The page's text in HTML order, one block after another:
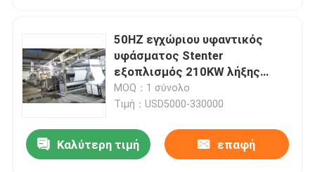
50HZ εγχώριου υφαντικός
υφάσματος Stenter
εξοπλισμός 210KW λήξης
μηχανών υφαντικός
MOQ：1 σύνολο
Τιμή：USD5000-330000
Καλύτερη τιμή επαφή